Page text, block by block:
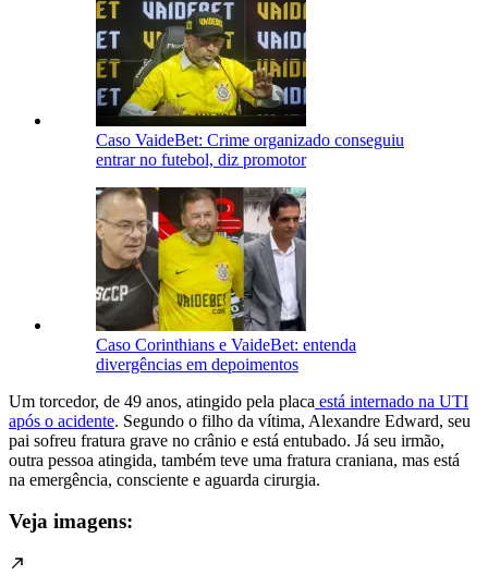
Caso VaideBet: Crime organizado conseguiu
entrar no futebol, diz promotor
Caso Corinthians e VaideBet: entenda
divergências em depoimentos
Um torcedor, de 49 anos, atingido pela placa está internado na UTI
após o acidente. Segundo o filho da vítima, Alexandre Edward, seu
pai sofreu fratura grave no crânio e está entubado. Já seu irmão,
outra pessoa atingida, também teve uma fratura craniana, mas está
na emergência, consciente e aguarda cirurgia.
Veja imagens: